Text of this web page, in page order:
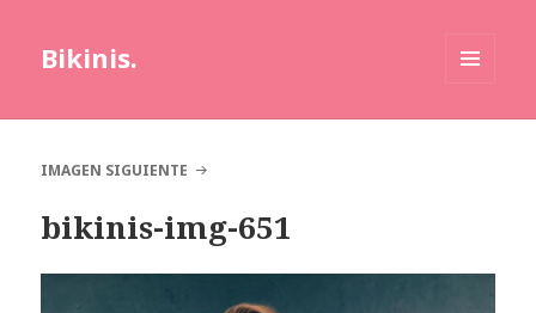
Bikinis.
IMAGEN SIGUIENTE
bikinis-img-651